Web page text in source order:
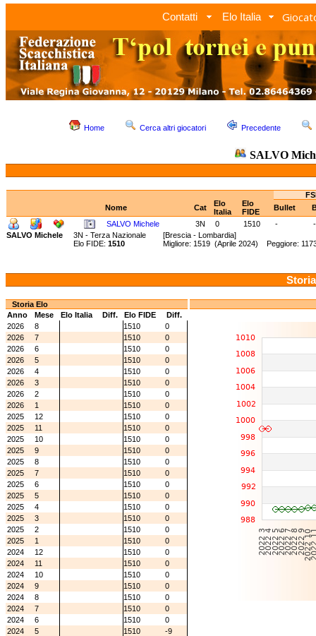
Contatti Elo Italia
Home Cerca altri giocatori Precedente
SALVO
Nome
Cat
Elo
Italia
Elo
FIDE
Bullet
SALVO Michele
3N 0 1510 -
-
SALVO Michele
3N - Terza Nazionale [Brescia - Lombardia]
Elo FIDE: 1510 Migliore: 1519 (Aprile 2024) Peggiore:
Storia Elo
Anno
Mese Elo Italia Diff. Elo FIDE
Diff.
2026
8 1510
0
2026
7 1510
0
2026
6 1510
0
2026
5 1510
0
2026
4 1510
0
2026
3 1510
0
2026
2 1510
0
2026
1 1510
0
2025
12 1510
0
2025
11 1510
0
2025
10 1510
0
2025
9 1510
0
2025
8 1510
0
2025
7 1510
0
2025
6 1510
0
2025
5 1510
0
2025
4 1510
0
2025
3 1510
0
2025
2 1510
0
2025
1 1510
0
2024
12 1510
0
2024
11 1510
0
2024
10 1510
0
2024
9 1510
0
2024
8 1510
0
2024
7 1510
0
2024
6 1510
0
2024
5 1510
-9